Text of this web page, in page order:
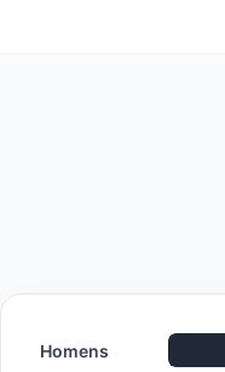
Homens